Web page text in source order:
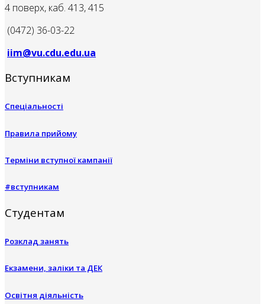
4 поверх, каб. 413, 415
(0472) 36-03-22
iim@vu.cdu.edu.ua
Вступникам
Спеціальності
Правила прийому
Терміни вступної кампанії
#вступникам
Студентам
Розклад занять
Екзамени, заліки та ДЕК
Освітня діяльність